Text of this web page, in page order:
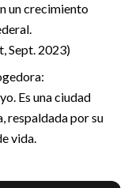
un crecimiento
Sept. 2023)
Es una ciudad
respaldada por su
vida.